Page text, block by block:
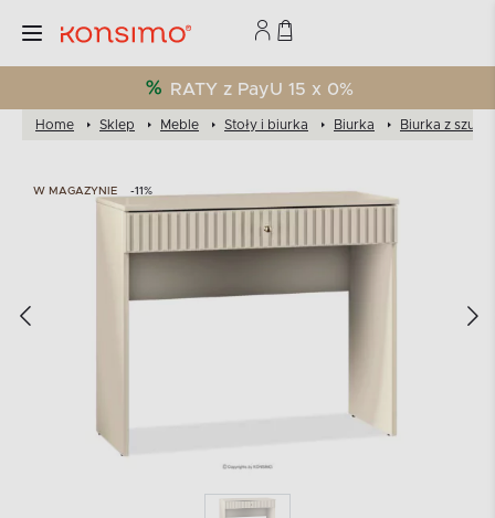
RATY z PayU 15 x 0%
Home Sklep Meble Stoły i biurka Biurka Biurka z
W MAGAZYNIE -11%